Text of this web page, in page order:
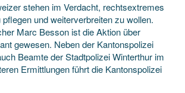
stehen im Verdacht, rechtsextremes
und weiterverbreiten zu wollen.
Marc Besson ist die Aktion über
gewesen. Neben der Kantonspolizei
Beamte der Stadtpolizei Winterthur im
Ermittlungen führt die Kantonspolizei